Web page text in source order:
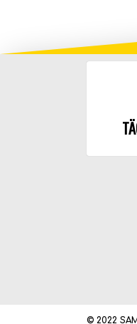
© 2022